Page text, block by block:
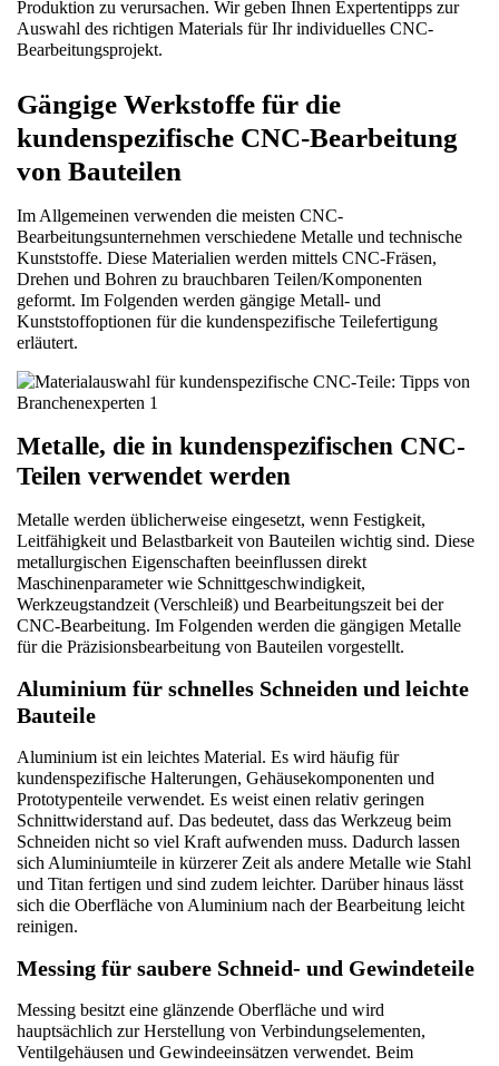
Produktion zu verursachen. Wir geben Ihnen Expertentipps zur
Auswahl des richtigen Materials für Ihr individuelles CNC-
Bearbeitungsprojekt.
Gängige Werkstoffe für die
kundenspezifische CNC-Bearbeitung
von Bauteilen
Im Allgemeinen verwenden die meisten CNC-
Bearbeitungsunternehmen verschiedene Metalle und technische
Kunststoffe. Diese Materialien werden mittels CNC-Fräsen,
Drehen und Bohren zu brauchbaren Teilen/Komponenten
geformt. Im Folgenden werden gängige Metall- und
Kunststoffoptionen für die kundenspezifische Teilefertigung
erläutert.
Metalle, die in kundenspezifischen CNC-
Teilen verwendet werden
Metalle werden üblicherweise eingesetzt, wenn Festigkeit,
Leitfähigkeit und Belastbarkeit von Bauteilen wichtig sind. Diese
metallurgischen Eigenschaften beeinflussen direkt
Maschinenparameter wie Schnittgeschwindigkeit,
Werkzeugstandzeit (Verschleiß) und Bearbeitungszeit bei der
CNC-Bearbeitung. Im Folgenden werden die gängigen Metalle
für die Präzisionsbearbeitung von Bauteilen vorgestellt.
Aluminium für schnelles Schneiden und leichte
Bauteile
Aluminium ist ein leichtes Material. Es wird häufig für
kundenspezifische Halterungen, Gehäusekomponenten und
Prototypenteile verwendet. Es weist einen relativ geringen
Schnittwiderstand auf. Das bedeutet, dass das Werkzeug beim
Schneiden nicht so viel Kraft aufwenden muss. Dadurch lassen
sich Aluminiumteile in kürzerer Zeit als andere Metalle wie Stahl
und Titan fertigen und sind zudem leichter. Darüber hinaus lässt
sich die Oberfläche von Aluminium nach der Bearbeitung leicht
reinigen.
Messing für saubere Schneid- und Gewindeteile
Messing besitzt eine glänzende Oberfläche und wird
hauptsächlich zur Herstellung von Verbindungselementen,
Ventilgehäusen und Gewindeeinsätzen verwendet. Beim